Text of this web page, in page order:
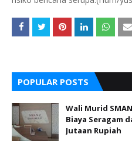
POPULAR POSTS
Wali Murid
Biaya Seragam
Jutaan Rupiah